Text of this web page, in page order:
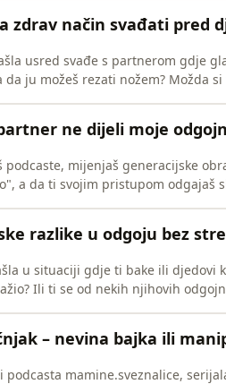
zdrav način svađati pred
usred svađe s partnerom gdje
Možda si tresnula vratima, možda nešto razbila, a
promatraju, s očima punim
ne dijeli moje
podcaste, mijenjaš generacijske
a da ti svojim pristupom odgajaš
razlike u odgoju bez
u situaciji gdje ti bake ili
Ili ti se od nekih njihovih
– nevina bajka ili
podcasta mamine.sveznalice,